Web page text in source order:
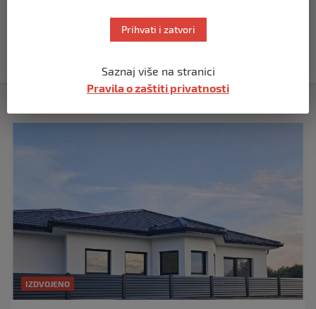
Vučić dramatično: “Biće rata, Vojska
Srbije je spremna”
IZDVOJENO
Prihvati i zatvori
Saznaj više na stranici
Pravila o zaštiti privatnosti